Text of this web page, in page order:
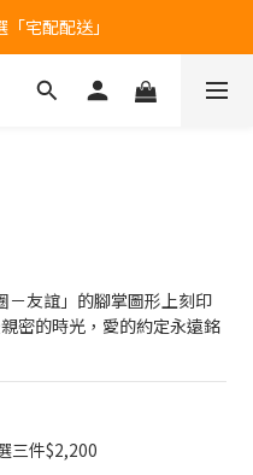
貨展示中
宅配配送」
最快當天即可出貨
－友誼」的腳掌圖形上刻印
密的時光，愛的約定永遠銘
三件$2,200